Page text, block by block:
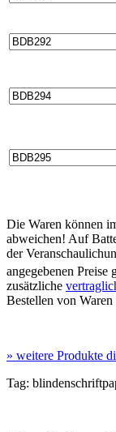
Die Waren können
abweichen! Auf
der
angegebenen Preise
zusätzliche
Bestellen von
» weitere Produkte
Tag: